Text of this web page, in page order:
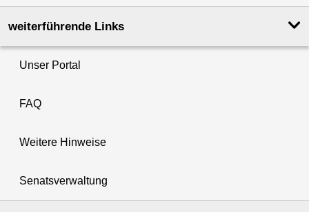
weiterführende Links
Unser Portal
FAQ
Weitere Hinweise
Senatsverwaltung